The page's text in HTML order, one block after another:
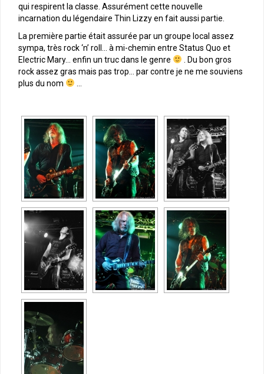
qui respirent la classe. Assurément cette nouvelle
incarnation du légendaire Thin Lizzy en fait aussi partie.
La première partie était assurée par un groupe local assez
sympa, très rock ‘n’ roll… à mi-chemin entre Status Quo et
Electric Mary… enfin un truc dans le genre
. Du bon gros
rock assez gras mais pas trop… par contre je ne me souviens
plus du nom